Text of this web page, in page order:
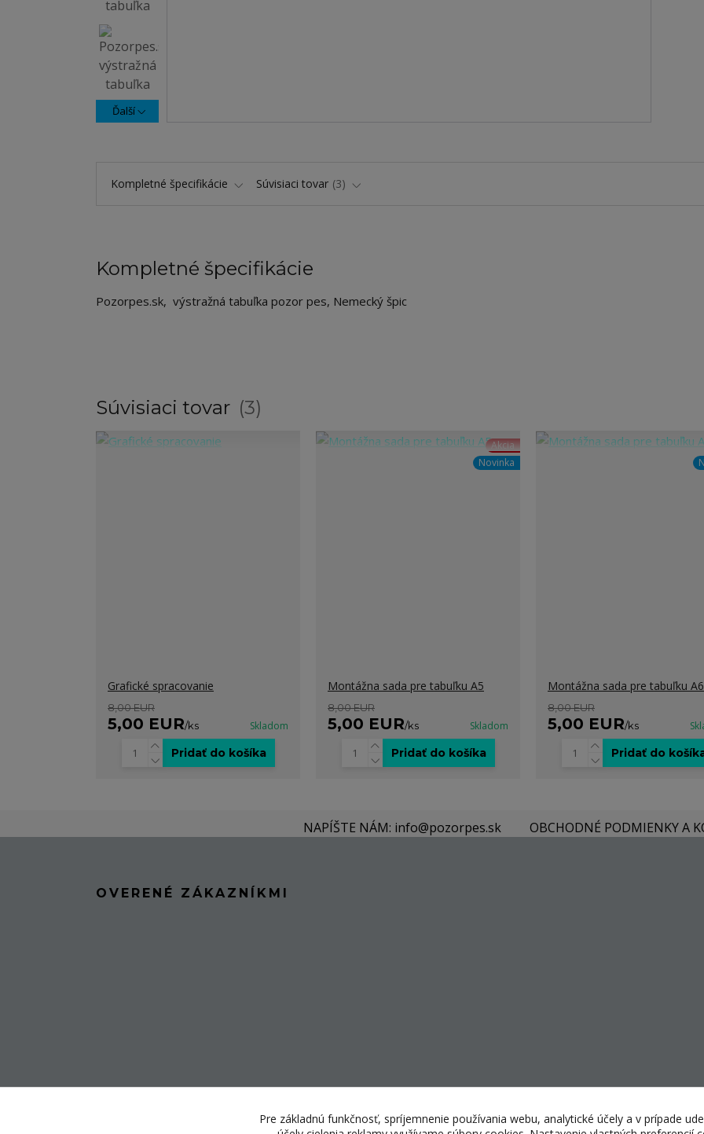
Ďalší
Kompletné špecifikácie Súvisiaci tovar 3
Kompletné špecifikácie
Pozorpes.sk, výstražná tabuľka pozor pes, Nemecký špic
Súvisiaci tovar 3
Grafické spracovanie
8,00 EUR
5,00 EUR/ks Skladom
Pridať do košíka
Akcia
Novinka
Montážna sada pre tabuľku A5
8,00 EUR
5,00 EUR/ks Skladom
Pridať do košíka
Montážna sada pre tabuľku A6
8,00 EUR
5,00 EUR/ks
Pridať do
NAPÍŠTE NÁM: info@pozorpes.sk OBCHODNÉ PODMIENKY A
OVERENÉ ZÁKAZNÍKMI
Pre základnú funkčnosť, spríjemnenie používania webu, analytické účely a v prípade